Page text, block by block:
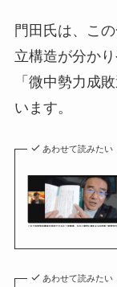
門田氏は、こ
立構造が分か
「微中勢力成
います。
あわせて読みたい
あわせて読みたい